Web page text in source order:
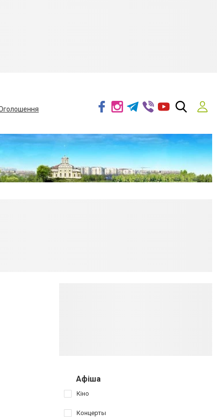
Афіша
Кіно
Концерты